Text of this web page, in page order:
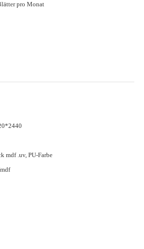
20000 Blatt/Blätter pro Monat
mdf .uv, PU-Farbe